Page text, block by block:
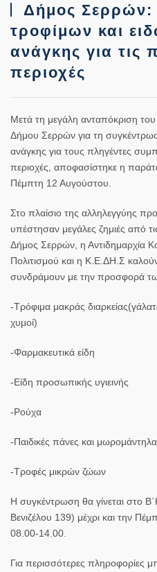
Δήμος Σερρών:
τροφίμων και
ανάγκης για τις
περιοχές
Μετά τη μεγάλη ανταπόκριση
Δήμου Σερρών για τη
ανάγκης για τους πληγέντες
περιοχές, αποφασίστηκε η
Πέμπτη 12 Αυγούστου.
Στο πλαίσιο της αλληλεγγύης
υπέστησαν μεγάλες ζημιές από
Δήμος Σερρών, η Αντιδημαρχία
Πολιτισμού και η Κ.Ε.ΔΗ.Σ
συνδράμουν με την προσφορά
-Τρόφιμα μακράς
χυμοί)
-Φαρμακευτικά είδη
-Είδη προσωπικής υγιεινής
-Ρούχα
-Παιδικές πάνες και μωρομάντηλα
-Τροφές μικρών ζώων
Η συγκέντρωση θα γίνεται στο
Βενιζέλου 139) μέχρι και την
08.00-14.00.
Για περισσότερες πληροφορίες